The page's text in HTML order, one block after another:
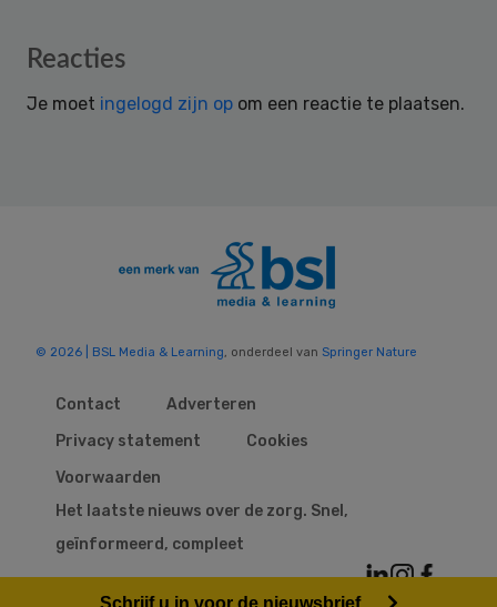
Reader
Reacties
Je moet ingelogd zijn op om een reactie te plaatsen.
© 2026 | BSL Media & Learning, onderdeel van Springer Nature
Contact
Adverteren
Privacy statement
Cookies
Voorwaarden
Het laatste nieuws over de zorg. Snel,
geïnformeerd, compleet
Schrijf u in voor de nieuwsbrief